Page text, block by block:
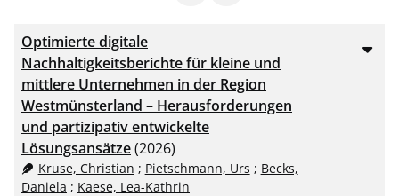
CSV
20
Optimierte digitale
Nachhaltigkeitsberichte für kleine und
mittlere Unternehmen in der Region
Westmünsterland – Herausforderungen
und partizipativ entwickelte
Lösungsansätze(2026)
Kruse, Christian ; Pietschmann, Urs ; Becks,
Daniela ; Kaese, Lea-Kathrin